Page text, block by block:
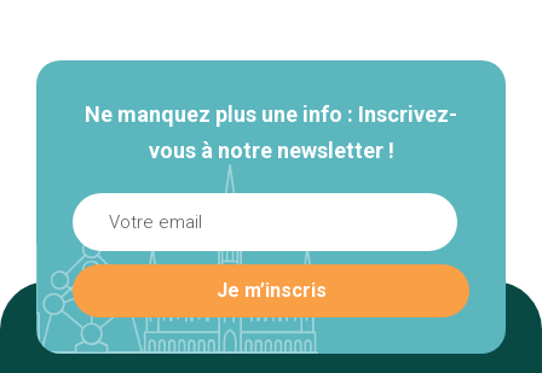
Ne manquez plus une info : Inscrivez-
vous à notre newsletter !